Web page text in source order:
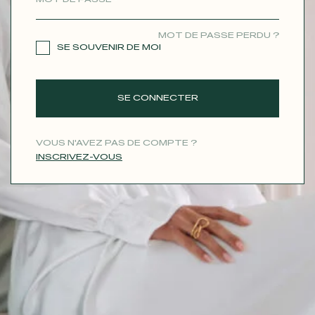
MOT DE PASSE PERDU ?
SE SOUVENIR DE MOI
SE CONNECTER
VOUS N'AVEZ PAS DE COMPTE ?
INSCRIVEZ-VOUS